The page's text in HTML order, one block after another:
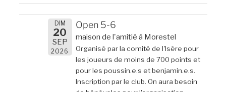
DIM
20
SEP
2026
Open 5-6
maison de l'amitié à Morestel
Organisé par la comité de l'Isère pour
les joueurs de moins de 700 points et
pour les poussin.e.s et benjamin.e.s.
Inscription par le club. On aura besoin